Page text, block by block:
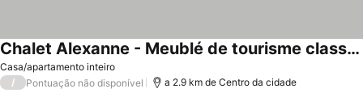
Casa/apartamento inteiro
Chalet Alexanne - Meublé de tourisme classé 3 étoiles - Porte de St Gervais
Ver preços
/ Pontuação não disponível a 2.9 km de Centro da cidade